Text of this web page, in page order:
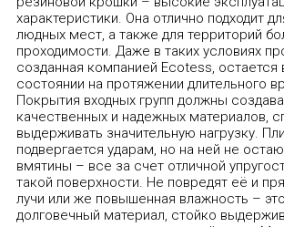
характеристики. Она отлично подходит
людных мест, а также для территорий
проходимости. Даже в таких условиях
созданная компанией Ecotess, остается
состоянии на протяжении длительного
Покрытия входных групп должны
качественных и надежных материалов,
выдерживать значительную нагрузку.
подвергается ударам, но на ней не
вмятины – все за счет отличной
такой поверхности. Не повредят её и
лучи или же повышенная влажность –
долговечный материал, стойко